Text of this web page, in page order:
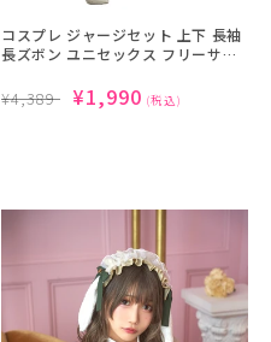
コスプレ ジャージセット 上下 長袖
長ズボン ユニセックス フリーサイ
通
¥4,389 SALE
¥1,990 (税込)